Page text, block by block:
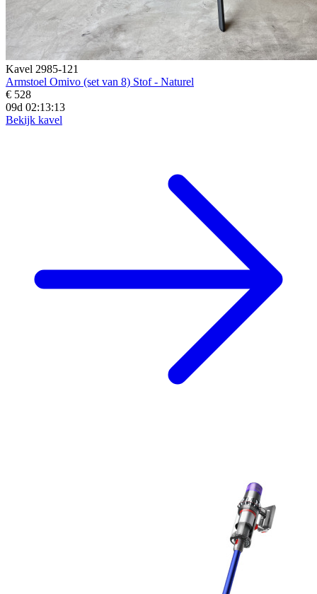
Kavel 2985-121
Armstoel Omivo (set van 8) Stof - Naturel
€ 528
09d 02:13:12
Bekijk kavel